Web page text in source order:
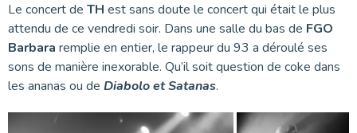
Le concert de TH est sans doute le concert qui était le plus
attendu de ce vendredi soir. Dans une salle du bas de FGO
Barbara remplie en entier, le rappeur du 93 a déroulé ses
sons de manière inexorable. Qu’il soit question de coke dans
les ananas ou de Diabolo et Satanas.